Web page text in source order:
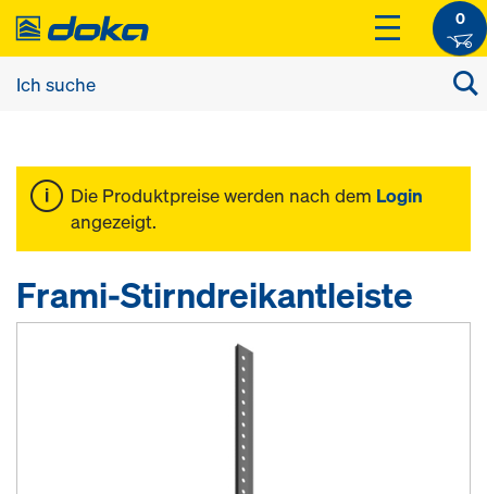
0
Die Produktpreise werden nach dem Login
angezeigt.
Frami-Stirndreikantleiste